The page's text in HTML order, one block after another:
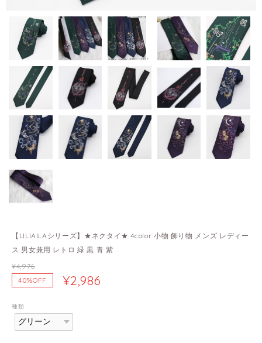
【LILIAILAシリーズ】★ネクタイ★ 4color 小物 飾り物 メンズ レディー
ス 男女兼用 レトロ 緑 黒 青 紫
¥4,976
40%OFF
¥2,986
種類